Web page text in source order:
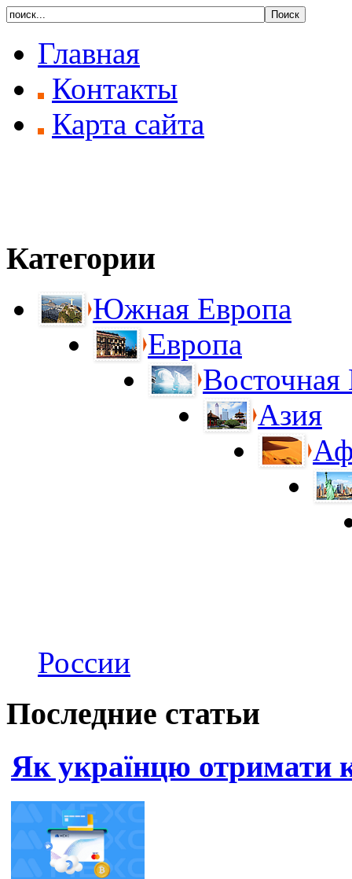
Главная
Контакты
Карта сайта
Категории
Южная Европа
Европа
Восточная
Азия
России
Последние статьи
Як українцю отримати